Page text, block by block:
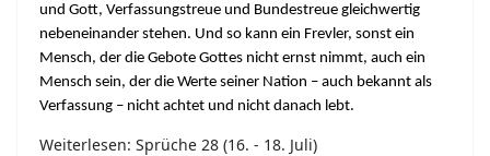
und Gott, Verfassungstreue und Bundestreue gleichwertig
nebeneinander stehen. Und so kann ein Frevler, sonst ein
Mensch, der die Gebote Gottes nicht ernst nimmt, auch ein
Mensch sein, der die Werte seiner Nation – auch bekannt als
Verfassung – nicht achtet und nicht danach lebt.
Weiterlesen: Sprüche 28 (16. - 18. Juli)